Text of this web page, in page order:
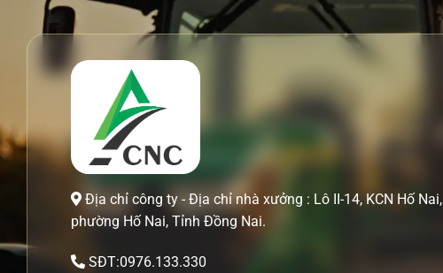
Địa chỉ công ty - Địa chỉ nhà xưởng : Lô II-14, KCN Hố Nai,
phường Hố Nai, Tỉnh Đồng Nai.
SĐT:0976.133.330